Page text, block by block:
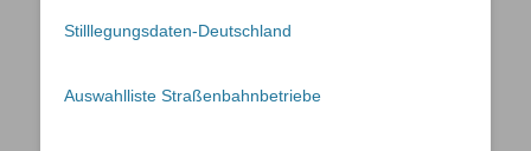
Stilllegungsdaten-Deutschland
Auswahlliste Straßenbahnbetriebe